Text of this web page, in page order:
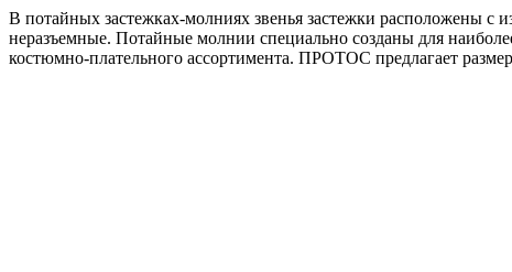
В потайных застежках-молниях звенья застежки расположены
неразъемные. Потайные молнии специально созданы для
костюмно-плательного ассортимента. ПРОТОС предлагает